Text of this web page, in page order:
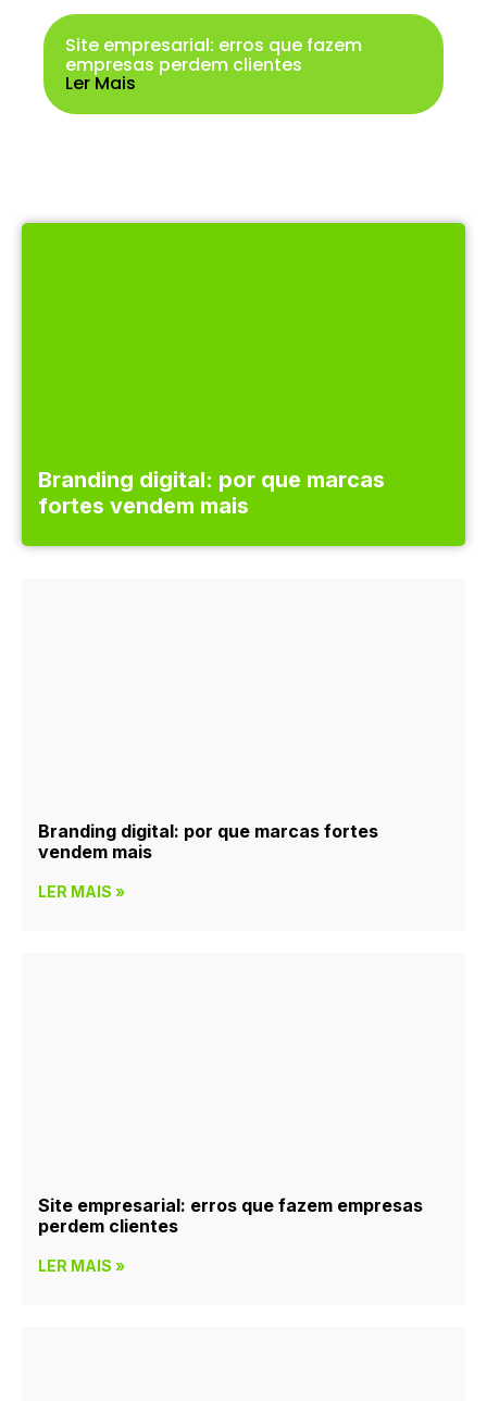
Site empresarial: erros que fazem
empresas perdem clientes
Ler Mais
Branding digital: por que marcas
fortes vendem mais
Branding digital: por que marcas fortes
vendem mais
LER MAIS »
Site empresarial: erros que fazem empresas
perdem clientes
LER MAIS »